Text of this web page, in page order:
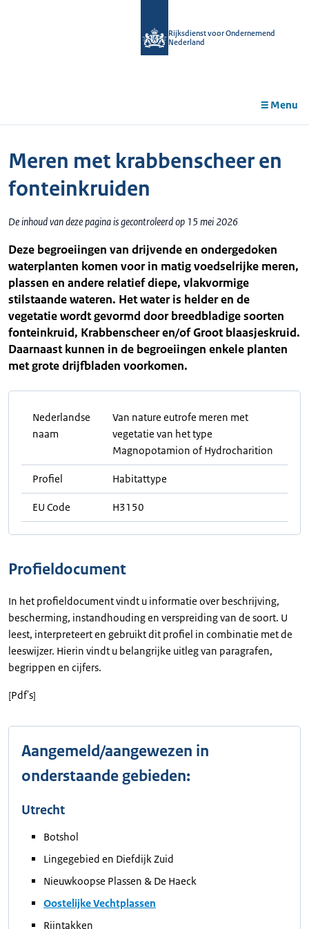
Rijksdienst voor Ondernemend
Nederland
Menu
Meren met krabbenscheer en
fonteinkruiden
De inhoud van deze pagina is gecontroleerd op 15 mei 2026
Deze begroeiingen van drijvende en ondergedoken
waterplanten komen voor in matig voedselrijke meren,
plassen en andere relatief diepe, vlakvormige
stilstaande wateren. Het water is helder en de
vegetatie wordt gevormd door breedbladige soorten
fonteinkruid, Krabbenscheer en/of Groot blaasjeskruid.
Daarnaast kunnen in de begroeiingen enkele planten
met grote drijfbladen voorkomen.
Nederlandse
naam
Van nature eutrofe meren met
vegetatie van het type
Magnopotamion of Hydrocharition
Profiel Habitattype
EU Code H3150
Profieldocument
In het profieldocument vindt u informatie over beschrijving,
bescherming, instandhouding en verspreiding van de soort. U
leest, interpreteert en gebruikt dit profiel in combinatie met de
leeswijzer. Hierin vindt u belangrijke uitleg van paragrafen,
begrippen en cijfers.
[Pdf's]
Aangemeld/aangewezen in
onderstaande gebieden:
Utrecht
Botshol
Lingegebied en Diefdijk Zuid
Nieuwkoopse Plassen & De Haeck
Oostelijke Vechtplassen
Rijntakken